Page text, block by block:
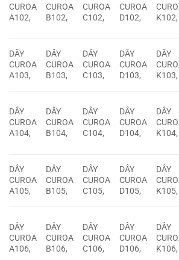
CUROA
A102,
CUROA
B102,
CUROA
C102,
CUROA
D102,
K102,
DÂY
CUROA
A103,
DÂY
CUROA
B103,
DÂY
CUROA
C103,
DÂY
CUROA
D103,
DÂY
K103,
DÂY
CUROA
A104,
DÂY
CUROA
B104,
DÂY
CUROA
C104,
DÂY
CUROA
D104,
DÂY
K104,
DÂY
CUROA
A105,
DÂY
CUROA
B105,
DÂY
CUROA
C105,
DÂY
CUROA
D105,
DÂY
K105,
DÂY
CUROA
A106,
DÂY
CUROA
B106,
DÂY
CUROA
C106,
DÂY
CUROA
D106,
DÂY
K106,